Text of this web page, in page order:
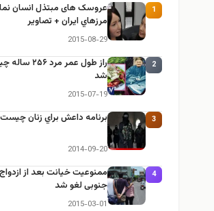
عروسک های مبتذل انسان نما پشت
مرزهاي ايران + تصاوير
2015-08-29
راز طول عمر مرد ۲۵۶ ساله چینی فاش
شد
2015-07-19
برنامه داعش براي زنان چيست؟
2014-09-20
ممنوعيت خيانت بعد از ازدواج در کره
جنوبی لغو شد
2015-03-01